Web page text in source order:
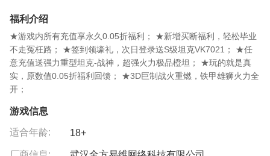
福利介绍
★游戏内所有充值享永久0.05折福利； ★新增买断福利，轻松毕业
不走冤枉路； ★签到领壕礼，次日登录送S级坦克VK7021； ★任
意充值送强力重型坦克-战神，超强火力极品橙坦； ★玩的就是真
实，原数值0.05折福利回馈； ★3D巨制战火重燃，铁甲雄狮火力全
开；
游戏信息
适合年龄: 18+